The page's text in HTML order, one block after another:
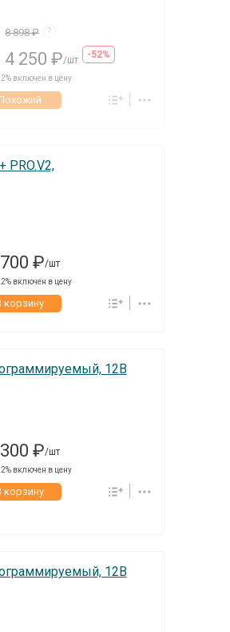
8 898 ₽ ?
4 250 ₽/шт -52%
включен в цену
PRO.V2,
₽/шт
включен в цену
корзину
12В
₽/шт
включен в цену
корзину
12В